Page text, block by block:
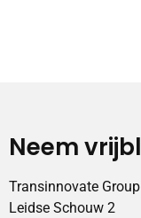
Neem
Transinnovate
Leidse Schouw 2